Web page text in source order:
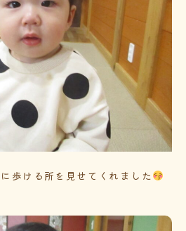
歩ける所を見せてくれました